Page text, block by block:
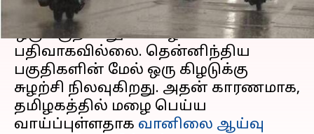
கடந்த 24 மணிநேரத்தில்
தமிழகத்தின்
ஒரு பகுதியிலும் மழை
பதிவாகவில்லை. தென்னிந்திய
பகுதிகளின் மேல் ஒரு கிழடுக்கு
சுழற்சி நிலவுகிறது. அதன் காரணமாக,
தமிழகத்தில் மழை பெய்ய
வாய்ப்புள்ளதாக வானிலை ஆய்வு